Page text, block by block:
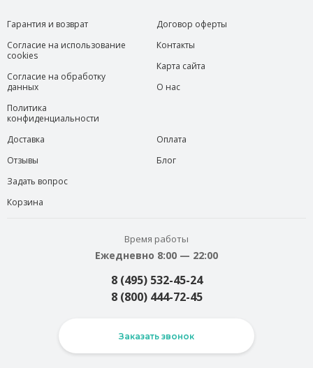
Гарантия и возврат
Согласие на использование
cookies
Согласие на обработку
данных
Политика
конфиденциальности
Договор оферты
Контакты
Карта сайта
О нас
Доставка
Отзывы
Задать вопрос
Корзина
Оплата
Блог
Время работы
Ежедневно 8:00 — 22:00
8 (495) 532-45-24
8 (800) 444-72-45
Заказать звонок